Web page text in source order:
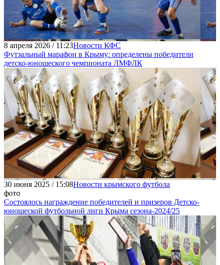
8 апреля 2026 / 11:23Новости КФС
Футзальный марафон в Крыму: определены победители
детско-юношеского чемпионата ЛМФЛК
30 июня 2025 / 15:08Новости крымского футбола
фото
Состоялось награждение победителей и призеров Детско-
юношеской футбольной лиги Крыма сезона-2024/25